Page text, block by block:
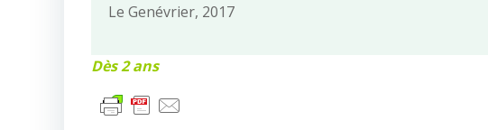
Le Genévrier, 2017
Dès 2 ans